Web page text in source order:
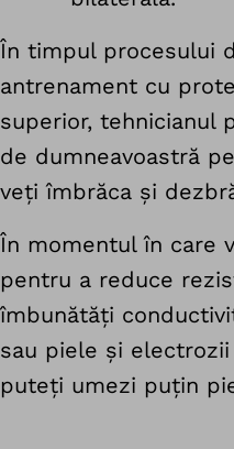
În timpul procesului
antrenament cu
superior, tehnicianul
de dumneavoastră
veți îmbrăca și
În momentul în care
pentru a reduce
îmbunătăți
sau piele și
puteți umezi puțin